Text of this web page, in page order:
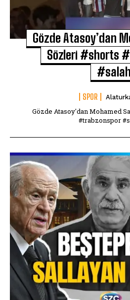
Gözde Atasoy’dan
Sözleri #shorts
#salah
SPOR
Gözde Atasoy'dan Mohamed
#trabzonspor